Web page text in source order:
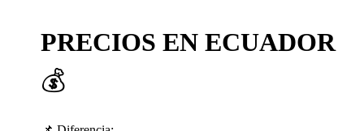
PRECIOS EN ECUADOR
💰